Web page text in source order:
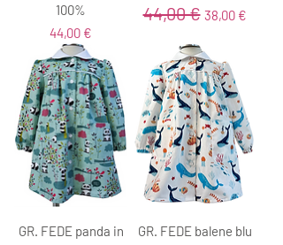
100%
Prezzo
44,00 €
Prezzo regolare
44,00 € Prezzo
38,00 €
GR. FEDE panda in
GR. FEDE balene blu